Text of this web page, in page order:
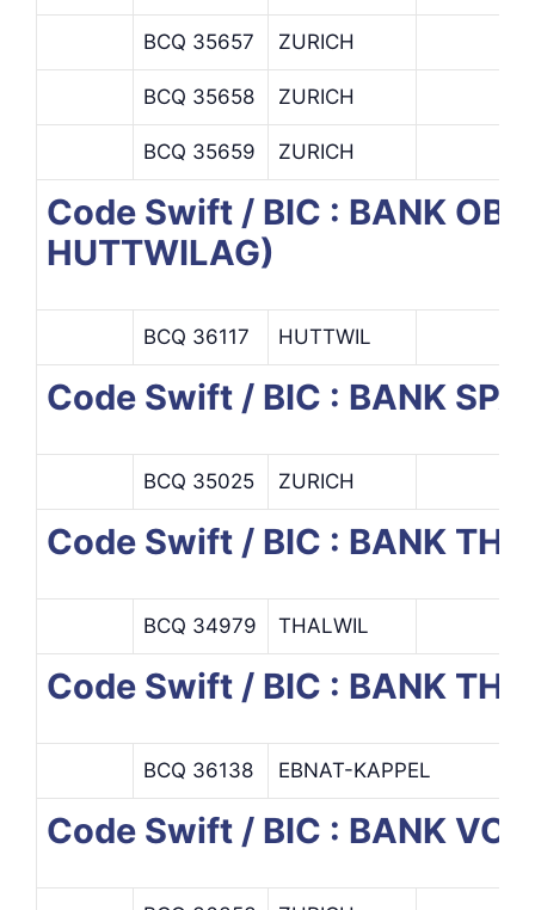
BCQ 35657 ZURICH
BCQ 35658 ZURICH
BCQ 35659 ZURICH
Code Swift / BIC : BANK
HUTTWILAG)
BCQ 36117 HUTTWIL
Code Swift / BIC : BANK
BCQ 35025 ZURICH
Code Swift / BIC : BANK
BCQ 34979 THALWIL
Code Swift / BIC : BANK
BCQ 36138 EBNAT-KAPPEL
Code Swift / BIC : BANK